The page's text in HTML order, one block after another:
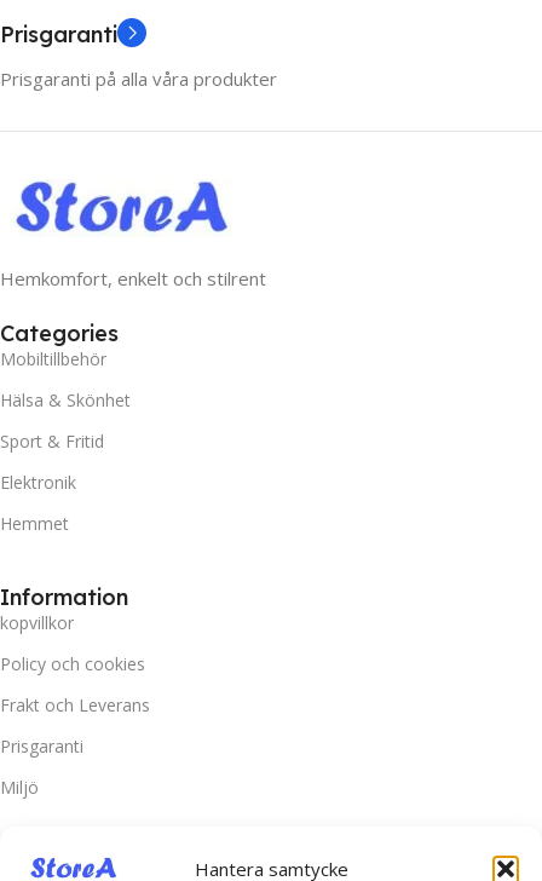
Hantera samtycke
Prisgaranti
Prisgaranti på alla våra produkter
Hemkomfort, enkelt och stilrent
Categories
Mobiltillbehör
Hälsa & Skönhet
Sport & Fritid
Elektronik
Hemmet
Information
kopvillkor
Policy och cookies
Frakt och Leverans
Prisgaranti
Miljö
Kundtjänst